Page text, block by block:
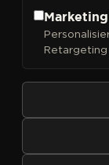
Marketing